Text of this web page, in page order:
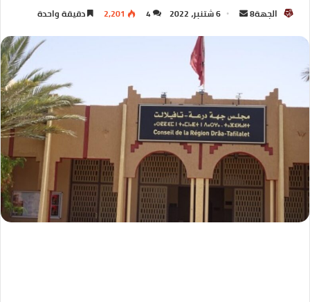
الجهة8 6 شتنبر، 2022 4
2,201 دقيقة واحدة